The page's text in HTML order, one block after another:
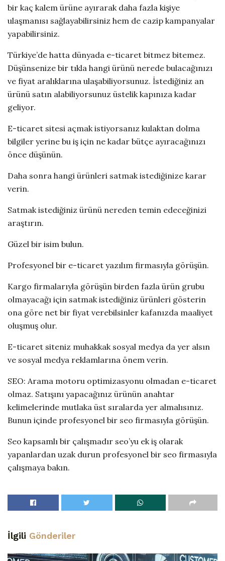
bir kaç kalem ürüne ayırarak daha fazla kişiye
ulaşmanısı sağlayabilirsiniz hem de cazip kampanyalar
yapabilirsiniz.
Türkiye’de hatta dünyada e-ticaret bitmez bitemez.
Düşünsenize bir tıkla hangi ürünü nerede bulacağınızı
ve fiyat aralıklarına ulaşabiliyorsunuz. İstediğiniz an
ürünü satın alabiliyorsunuz üstelik kapınıza kadar
geliyor.
E-ticaret sitesi açmak istiyorsanız kulaktan dolma
bilgiler yerine bu iş için ne kadar bütçe ayıracağınızı
önce düşünün.
Daha sonra hangi ürünleri satmak istediğinize karar
verin.
Satmak istediğiniz ürünü nereden temin edeceğinizi
araştırın.
Güzel bir isim bulun.
Profesyonel bir e-ticaret yazılım firmasıyla görüşün.
Kargo firmalarıyla görüşün birden fazla ürün grubu
olmayacağı için satmak istediğiniz ürünleri gösterin
ona göre net bir fiyat verebilsinler kafanızda maaliyet
oluşmuş olur.
E-ticaret siteniz muhakkak sosyal medya da yer alsın
ve sosyal medya reklamlarına önem verin.
SEO: Arama motoru optimizasyonu olmadan e-ticaret
olmaz. Satışını yapacağınız ürünün anahtar
kelimelerinde mutlaka üst sıralarda yer almalısınız.
Bunun içinde profesyonel bir seo firmasıyla görüşün.
Seo kapsamlı bir çalışmadır seo’yu ek iş olarak
yapanlardan uzak durun profesyonel bir seo firmasıyla
çalışmaya bakın.
İlgili Gönderiler